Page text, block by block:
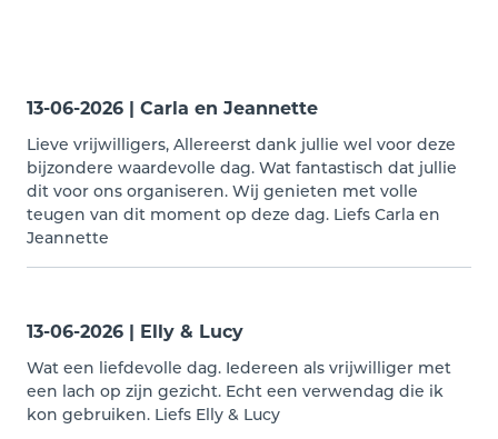
13-06-2026 | Carla en Jeannette
Lieve vrijwilligers, Allereerst dank jullie wel voor deze
bijzondere waardevolle dag. Wat fantastisch dat jullie
dit voor ons organiseren. Wij genieten met volle
teugen van dit moment op deze dag. Liefs Carla en
Jeannette
13-06-2026 | Elly & Lucy
Wat een liefdevolle dag. Iedereen als vrijwilliger met
een lach op zijn gezicht. Echt een verwendag die ik
kon gebruiken. Liefs Elly & Lucy